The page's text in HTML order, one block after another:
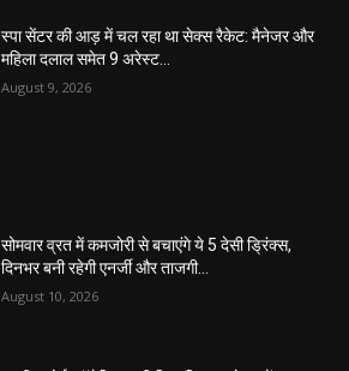
स्पा सेंटर की आड़ में चल रहा था सेक्स रैकेट: मैनेजर और
महिला दलाल समेत 9 अरेस्ट…
August 9, 2026
सोमवार व्रत में कमजोरी से बचाएंगे ये 5 देसी ड्रिंक्स,
दिनभर बनी रहेगी एनर्जी और ताजगी…
August 10, 2026